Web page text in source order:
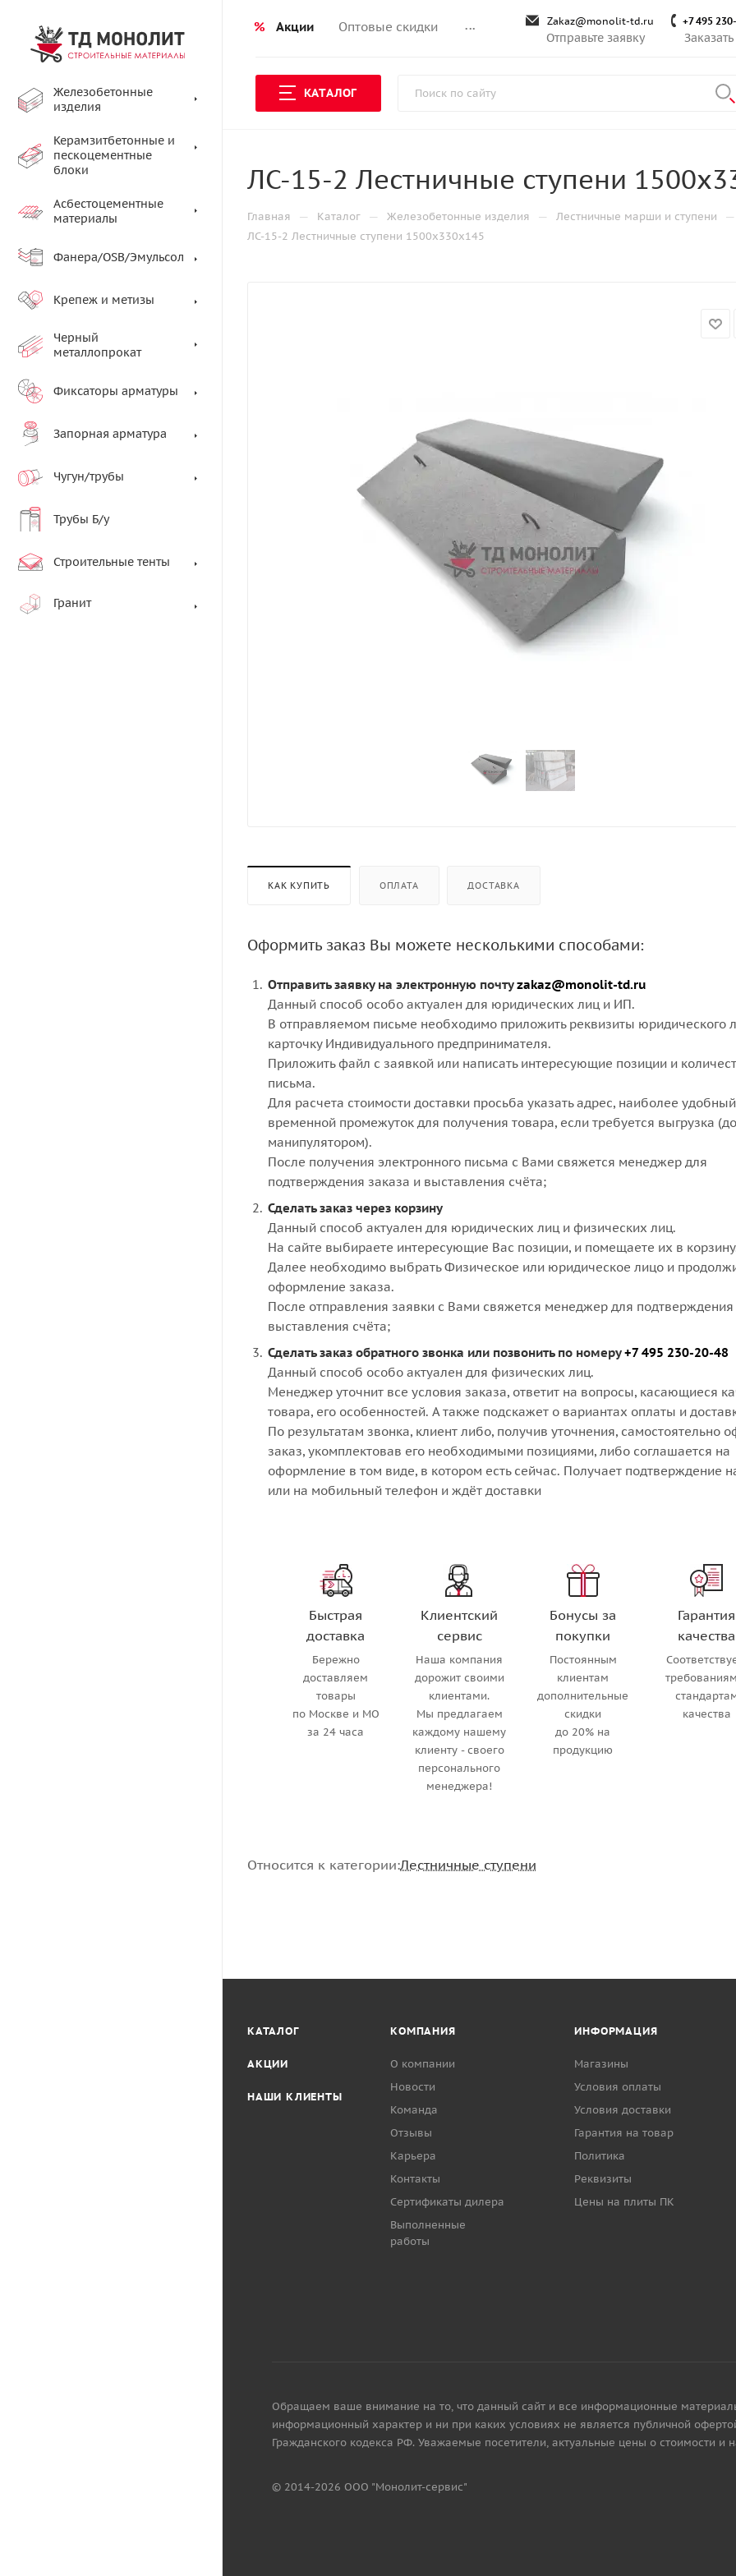
% Акции Оптовые скидки ... Zakaz@monolit-td.ru
Отправьте заявку
+7 495
КАТАЛОГ
Железобетонные
изделия
Керамзитбетонные и
пескоцементные
блоки
Асбестоцементные
материалы
Фанера/OSB/Эмульсол
Крепеж и метизы
Черный
металлопрокат
Фиксаторы арматуры
Запорная арматура
Чугун/трубы
Трубы Б/у
Строительные тенты
Гранит
ЛС-15-2 Лестничные ступени
Главная — Каталог — Железобетонные изделия — Лестничные марши и ступени —
ЛС-15-2 Лестничные ступени 1500х330х145
КАК КУПИТЬ ОПЛАТА ДОСТАВКА
Оформить заказ Вы можете несколькими способами:
Отправить заявку на электронную почтуzakaz@monolit-td.ru
Данный способ особо актуален для юридических лиц и ИП.
В отправляемом письме необходимо приложить реквизиты юридического
карточку Индивидуального предпринимателя.
Приложить файл с заявкой или написать интересующие позиции и
письма.
Для расчета стоимости доставки просьба указать адрес, наиболее удобный
временной промежуток для получения товара, если требуется выгрузка
манипулятором).
После получения электронного письма с Вами свяжется менеджер для
подтверждения заказа и выставления счёта;
Сделать заказ через корзину
Данный способ актуален для юридических лиц и физических лиц.
На сайте выбираете интересующие Вас позиции, и помещаете их в
Далее необходимо выбрать Физическое или юридическое лицо и
оформление заказа.
После отправления заявки с Вами свяжется менеджер для подтверждения
выставления счёта;
Сделать заказ обратного звонка или позвонить по номеру+7 495 230-20-48
Данный способ особо актуален для физических лиц.
Менеджер уточнит все условия заказа, ответит на вопросы, касающиеся
товара, его особенностей. А также подскажет о вариантах оплаты и
По результатам звонка, клиент либо, получив уточнения, самостоятельно
заказ, укомплектовав его необходимыми позициями, либо соглашается на
оформление в том виде, в котором есть сейчас. Получает подтверждение
или на мобильный телефон и ждёт доставки
Быстрая
доставка
Бережно
доставляем
товары
по Москве и МО
за 24 часа
Клиентский
сервис
Наша компания
дорожит своими
клиентами.
Мы предлагаем
каждому нашему
клиенту - своего
персонального
менеджера!
Бонусы за
покупки
Постоянным
клиентам
дополнительные
скидки
до 20% на
продукцию
Гарантия
качества
качества
Относится к категории:Лестничные ступени
КАТАЛОГ
АКЦИИ
НАШИ КЛИЕНТЫ
КОМПАНИЯ
О компании
Новости
Команда
Отзывы
Карьера
Контакты
Сертификаты дилера
Выполненные
работы
ИНФОРМАЦИЯ
Магазины
Условия оплаты
Условия доставки
Гарантия на товар
Политика
Реквизиты
Цены на плиты ПК
Обращаем ваше внимание на то, что данный сайт и все информационные
информационный характер и ни при каких условиях не является публичной
Гражданского кодекса РФ. Уважаемые посетители, актуальные цены о стоимости и
© 2014-2026 ООО "Монолит-сервис"